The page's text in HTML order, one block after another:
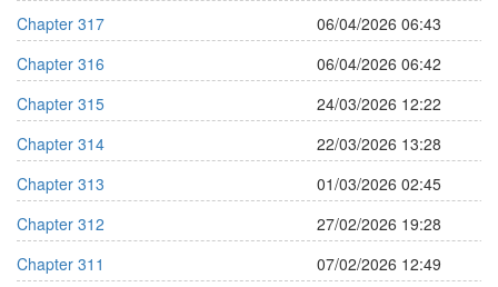
Chapter 317
06/04/2026 06:43
Chapter 316
06/04/2026 06:42
Chapter 315
24/03/2026 12:22
Chapter 314
22/03/2026 13:28
Chapter 313
01/03/2026 02:45
Chapter 312
27/02/2026 19:28
Chapter 311
07/02/2026 12:49